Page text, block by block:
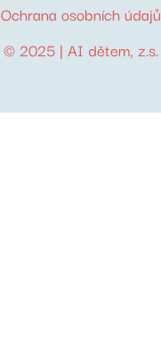
Ochrana osobních údajů
© 2025 | AI dětem, z.s.